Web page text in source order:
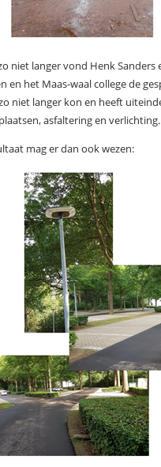
niet langer vond Henk
en het Maas-waal college de
niet langer kon en heeft
asfaltering en verlichting.
mag er dan ook wezen: